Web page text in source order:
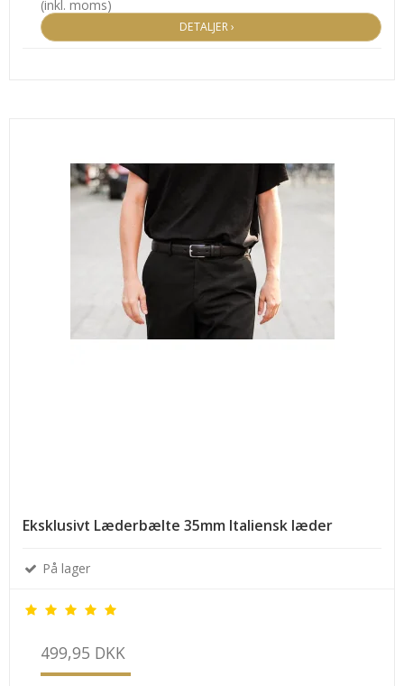
(inkl. moms)
DETALJER ›
Eksklusivt Læderbælte 35mm Italiensk læder
På lager
499,95 DKK